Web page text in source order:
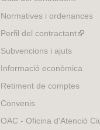
Normatives i ordenances
Perfil del contractant(link
Subvencions i ajuts
Informació econòmica
Retiment de comptes
Convenis
OAC - Oficina d'Atenció